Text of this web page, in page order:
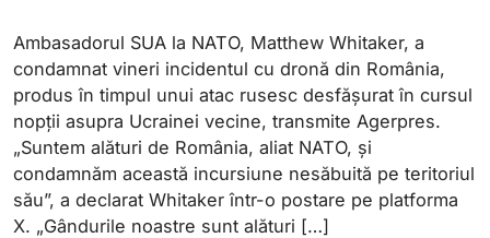
Ambasadorul SUA la NATO, Matthew Whitaker, a
condamnat vineri incidentul cu dronă din România,
produs în timpul unui atac rusesc desfăşurat în cursul
nopţii asupra Ucrainei vecine, transmite Agerpres.
„Suntem alături de România, aliat NATO, şi
condamnăm această incursiune nesăbuită pe teritoriul
său”, a declarat Whitaker într-o postare pe platforma
X. „Gândurile noastre sunt alături […]